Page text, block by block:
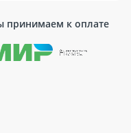
принимаем к оплате